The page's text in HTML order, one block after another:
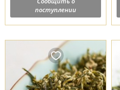
поступлении